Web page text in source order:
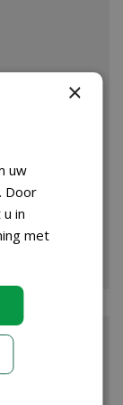
×
uw
Door
in
met